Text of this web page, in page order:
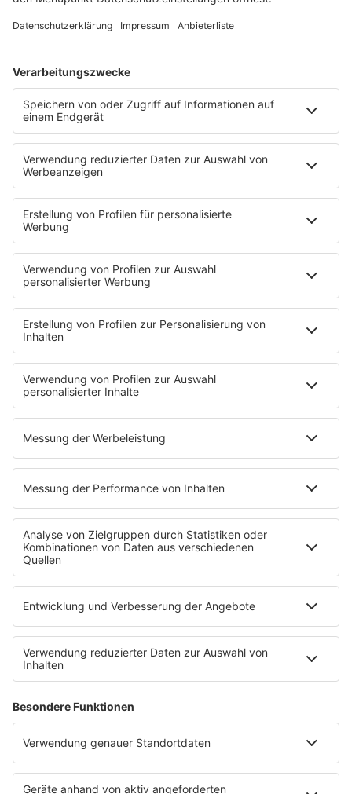
formulieren.
passenden Top-Beruf
Bestbezahlte Ausbildungsberufe bringen dir wenig,
wenn du nach sechs Monaten innerlich kündigst.
Starte deshalb mit vier Fragen:
Wie belastbar bist Du? Schichtdienst,
Verantwortung und Prüfungsdruck passen
nicht zu jedem Lebensstil.
Welche Fächer fallen dir leicht? Mathe, Physik,
Chemie, Informatik, Deutsch oder Englisch
geben Hinweise.
Willst du Menschen, Maschinen, Daten oder
Regeln? Diese Frage sortiert Pflege, Technik, IT,
Verwaltung und Verkauf.
Wie wichtig ist dir Sicherheit? öffentlicher
Dienst und Tarifbetriebe bieten Planung, Start-
ups und kleine Firmen mehr Tempo.
Wenn du Deine Richtung noch suchst, helfen dir
berufliche Stärken erkennen und der Überblick
Ausbildung bei bigKARRIERE. Dort findest du Berufe,
Bewerbungstipps und Orientierung ohne Karriere-
Blabla.
So bewirbst du Dich für
bestbezahlte
Ausbildungsberufe
Je besser der Beruf zahlt, desto genauer schauen
Banken, Versicherungen, Chemieunternehmen,
Energieversorger und große Industriebetriebe